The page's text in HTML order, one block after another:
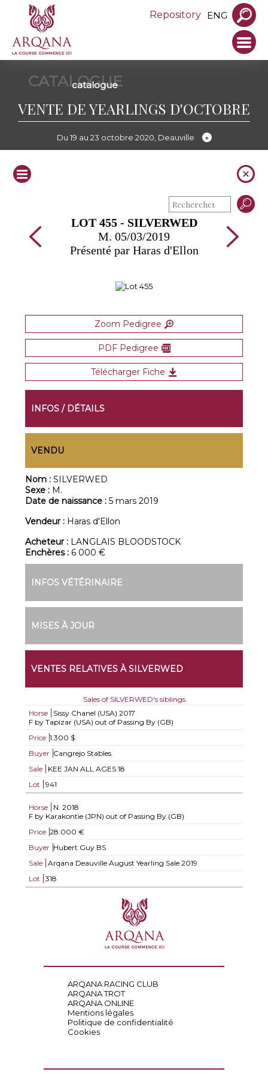
Repository ENG
CATALOGUE
catalogue
VENTE DE YEARLINGS D'OCTOBRE
Du 19 au 23 octobre 2020, Deauville
LOT 455 - SILVERWED
M. 05/03/2019
Présenté par Haras d'Ellon
Zoom Pedigree
PDF Pedigree
Télécharger Fiche
INFOS / DÉTAILS
VENDU
Nom :SILVERWED
Sexe : M.
Date de naissance :5 mars 2019
Vendeur : Haras d'Ellon
Acheteur : LANGLAIS BLOODSTOCK
Enchères : 6 000 €
INFOS VÉTÉRINAIRE
MISES À JOUR
VENTES RELATIVES À SILVERWED
Sales of SILVERWED's siblings
Horse
Sissy Chanel (USA) 2017
F by Tapizar (USA) out of Passing By (GB)
Price 1.300 $
Buyer Cangrejo Stables
Sale
KEE JAN ALL AGES 18
Lot
941
Horse N. 2018
F by Karakontie (JPN) out of Passing By (GB)
Price 28.000 €
Buyer Hubert Guy BS
Sale
Arqana Deauville August Yearling Sale 2019
Lot
318
ARQANA RACING CLUB
ARQANA TROT
ARQANA ONLINE
Mentions légales
Politique de confidentialité
Cookies